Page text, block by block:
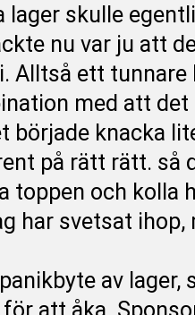
lager skulle
nu var ju att
i. Alltså ett
med att
började knacka
på rätt rätt. så
toppen och kolla
har svetsat
av